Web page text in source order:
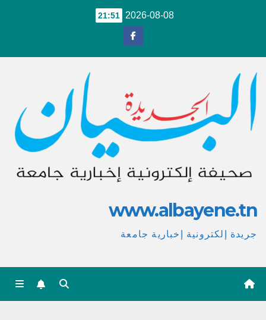
2026-08-08
21:51
www.albayene.tn
جريدة إلكترونية إخبارية جامعة